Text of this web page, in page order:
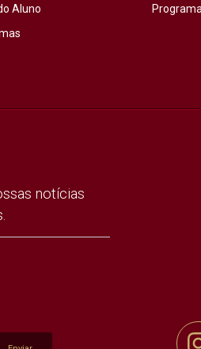
Aluno
notícias